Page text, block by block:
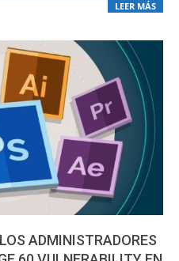
LEER MÁS
ADMINISTRADORES